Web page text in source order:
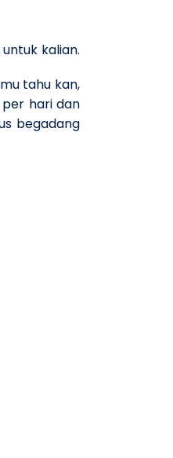
kalian.
tahu kan,
per hari dan
begadang